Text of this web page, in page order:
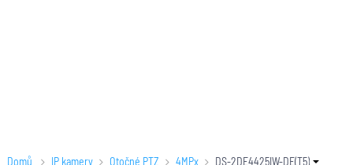
Domů IP kamery Otočné PTZ 4MPx DS-2DE4425IW-DE(T5)